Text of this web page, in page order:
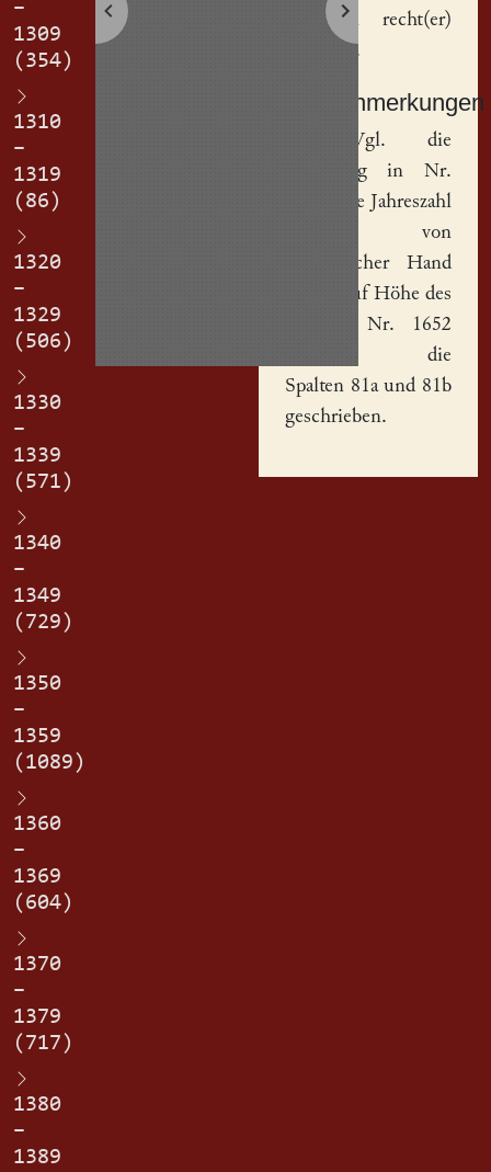
–
1309
(354)
1310
–
1319
(86)
1320
–
1329
(506)
1330
–
1339
(571)
1340
–
1349
(729)
1350
–
1359
(1089)
1360
–
1369
(604)
1370
–
1379
(717)
1380
–
1389
erbe an recht(er)
ding stat.
Sachanmerkungen
] Vgl. die
Datierung in Nr.
1652. Die Jahreszahl
wurde von
neuzeitlicher Hand
erneut auf Höhe des
Eintrags Nr. 1652
zwischen die
Spalten 81a und 81b
geschrieben.